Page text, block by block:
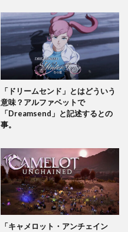
「ドリームセンド」とはどういう
意味？アルファベットで
「Dreamsend」と記述するとの
事。
「キャメロット・アンチェイン